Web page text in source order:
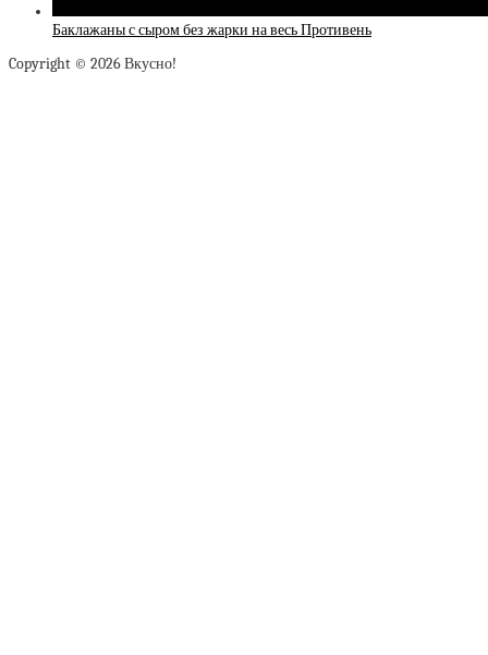
Баклажаны с сыром без жарки на весь Противень
Copyright © 2026 Вкусно!